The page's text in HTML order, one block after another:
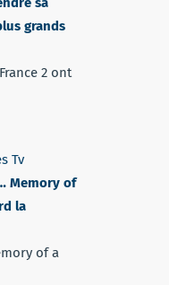
grands
2 ont
Tv
Memory of
la
of a